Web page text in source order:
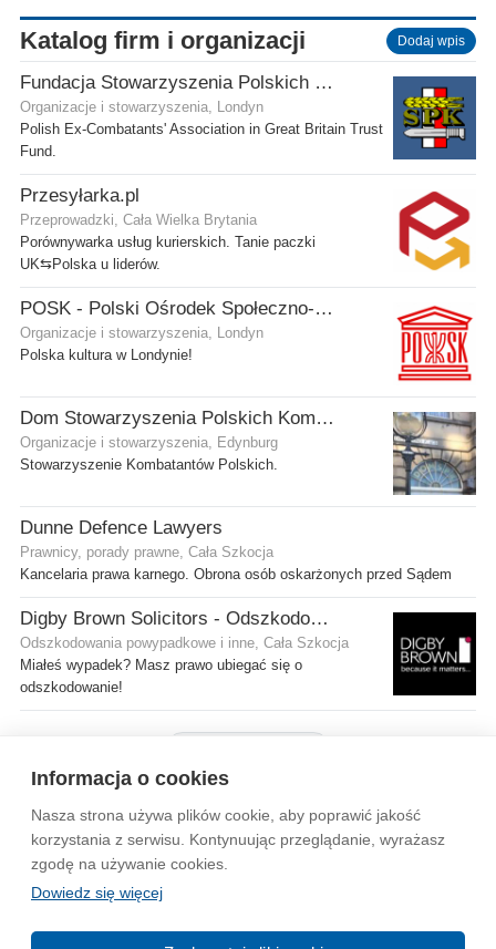
Informacja o cookies
Nasza strona używa plików cookie, aby poprawić jakość
korzystania z serwisu. Kontynuując przeglądanie, wyrażasz
zgodę na używanie cookies.
Dowiedz się więcej
Katalog firm i organizacji Dodaj wpis
Fundacja Stowarzyszenia Polskich Kombatantów w Wielkiej Brytanii
Organizacje i stowarzyszenia, Londyn
Polish Ex-Combatants' Association in Great Britain Trust
Fund.
Przesyłarka.pl
Przeprowadzki, Cała Wielka Brytania
Porównywarka usług kurierskich. Tanie paczki
UK⇆Polska u liderów.
POSK - Polski Ośrodek Społeczno-Kulturalny
Organizacje i stowarzyszenia, Londyn
Polska kultura w Londynie!
Dom Stowarzyszenia Polskich Kombatantów (SPK) w Edynburgu
Organizacje i stowarzyszenia, Edynburg
Stowarzyszenie Kombatantów Polskich.
Dunne Defence Lawyers
Prawnicy, porady prawne, Cała Szkocja
Kancelaria prawa karnego. Obrona osób oskarżonych przed Sądem
Digby Brown Solicitors - Odszkodowania w Szkocji
Odszkodowania powypadkowe i inne, Cała Szkocja
Miałeś wypadek? Masz prawo ubiegać się o
odszkodowanie!
Wytyczne dla społeczności Regulamin Prywatność
Reklama Kontakt